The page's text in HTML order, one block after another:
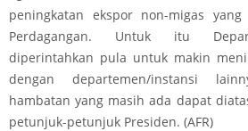
peningkatan ekspor non-migas
Perdagangan. Untuk itu
diperintahkan pula untuk makin
dengan departemen/instansi
hambatan yang masih ada dapat
petunjuk-petunjuk Presiden. (AFR)